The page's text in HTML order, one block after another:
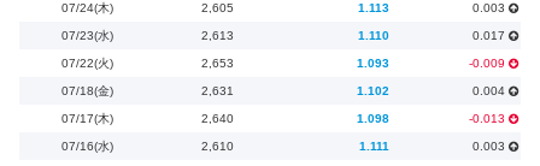
07/24(木) 2,605 1.113 0.003
07/23(水) 2,613 1.110 0.017
07/22(火) 2,653 1.093 -0.009
07/18(金) 2,631 1.102 0.004
07/17(木) 2,640 1.098 -0.013
07/16(水) 2,610 1.111 0.003